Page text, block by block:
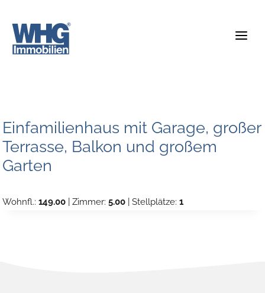
Inhalt
springen
Einfamilienhaus mit Garage, großer
Terrasse, Balkon und großem
Garten
Wohnfl.: 149.00 | Zimmer: 5.00 | Stellplätze: 1